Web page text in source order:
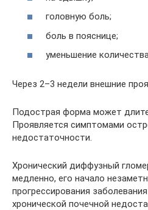
головную боль;
боль в пояснице;
уменьшение
Через 2–3 недели внешние
Подострая форма может
Проявляется симптомами
недостаточности.
Хронический диффузный
медленно, его начало
прогрессирования
хронической почечной